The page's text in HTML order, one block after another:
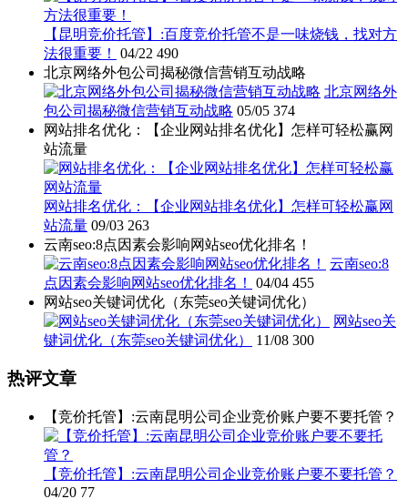
【昆明竞价托管】:百度竞价托管不是一味烧钱，找对方
法很重要！
04/22 490
北京网络外包公司揭秘微信营销互动战略
北京网络外
包公司揭秘微信营销互动战略 05/05 374
网站排名优化：【企业网站排名优化】怎样可轻松赢网
站流量
网站排名优化：【企业网站排名优化】怎样可轻松赢网
站流量 09/03 263
云南seo:8点因素会影响网站seo优化排名！
云南seo:8
点因素会影响网站seo优化排名！
04/04 455
网站seo关键词优化（东莞seo关键词优化）
网站seo关
键词优化（东莞seo关键词优化）
11/08 300
热评文章
【竞价托管】:云南昆明公司企业竞价账户要不要托管？
【竞价托管】:云南昆明公司企业竞价账户要不要托管？
04/20 77